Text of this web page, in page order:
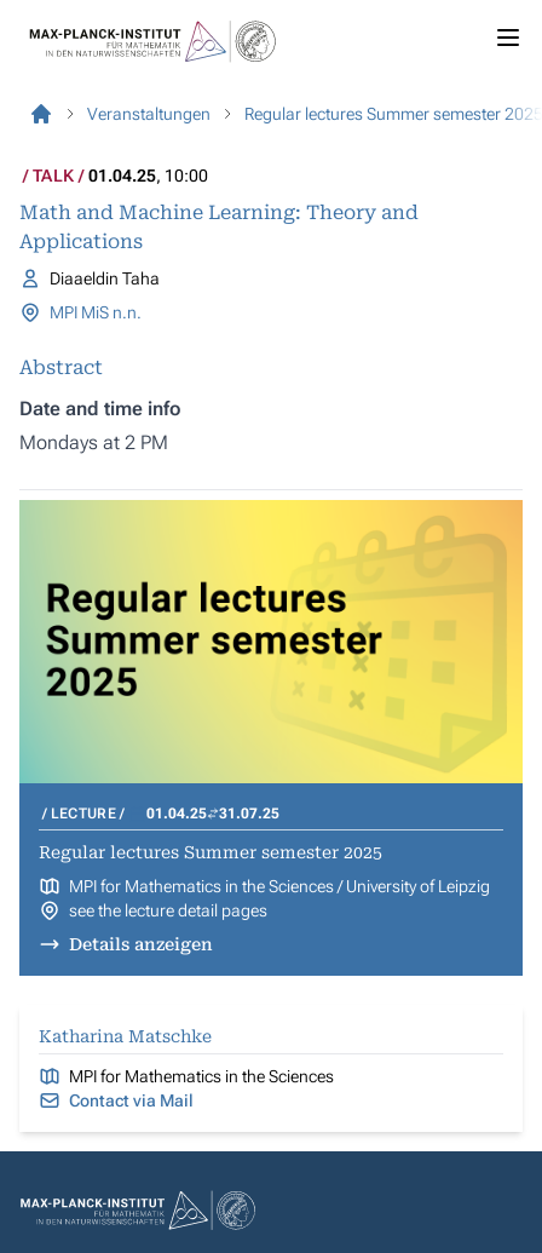
Veranstaltungen Regular lectures Summer semester 2025
TALK 01.04.25, 10:00
Math and Machine Learning: Theory and
Applications
Diaaeldin Taha
MPI MiS n.n.
Abstract
Date and time info
Mondays at 2 PM
LECTURE 01.04.25 31.07.25
Regular lectures Summer semester 2025
MPI for Mathematics in the Sciences / University of Leipzig
see the lecture detail pages
Details anzeigen
Katharina Matschke
MPI for Mathematics in the Sciences
Contact via Mail